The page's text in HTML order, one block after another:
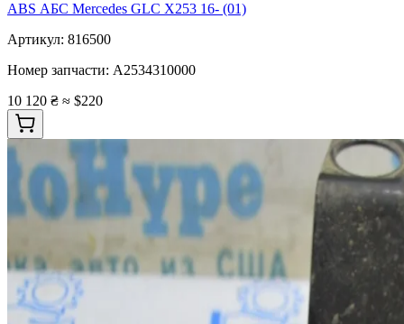
ABS АБС Mercedes GLC X253 16- (01)
Артикул: 816500
Номер запчасти: A2534310000
10 120 ₴ ≈ $220